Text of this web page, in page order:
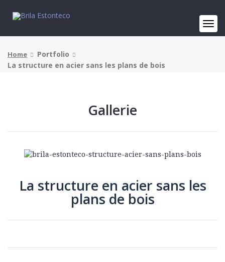
Home
Portfolio
La structure en acier sans les plans de bois
Gallerie
La structure en acier sans les
plans de bois